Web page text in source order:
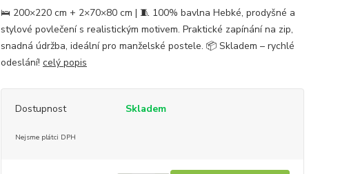
🛌 200×220 cm + 2×70×80 cm | 🧵 100% bavlna Hebké, prodyšné a
stylové povlečení s realistickým motivem. Praktické zapínání na zip,
snadná údržba, ideální pro manželské postele. 📦 Skladem – rychlé
odeslání! celý popis
Dostupnost Skladem
Nejsme plátci DPH